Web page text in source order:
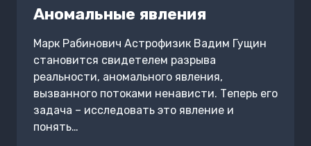
Аномальные явления
Марк Рабинович Aстрофизик Вадим Гущин
становится свидетелем разрыва
реальности, аномального явления,
вызванного потоками ненависти. Теперь его
задача – исследовать это явление и
понять…